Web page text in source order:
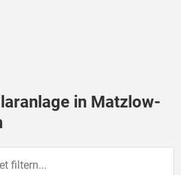
in Matzlow-